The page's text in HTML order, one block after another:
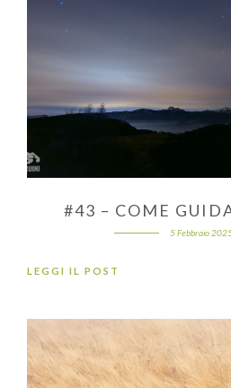
#43 – COME
5 Febbraio
LEGGI IL POST